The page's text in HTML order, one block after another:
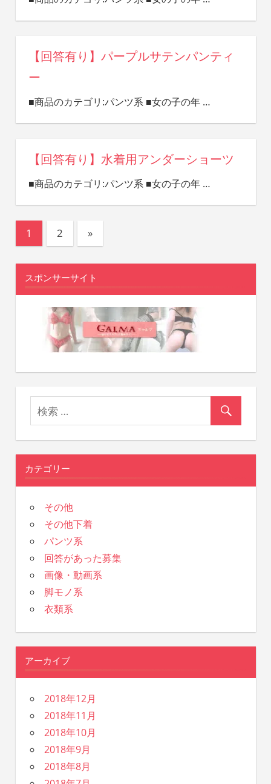
【回答有り】パープルサテンパンティ
ー
■商品のカテゴリ:パンツ系 ■女の子の年 …
【回答有り】水着用アンダーショーツ
■商品のカテゴリ:パンツ系 ■女の子の年 …
投
稿
ナ
シ
ョ
ン
1 2
次
の
記
事
»
スポンサーサイト
カテゴリー
その他
その他下着
パンツ系
回答があった募集
画像・動画系
脚モノ系
衣類系
アーカイブ
2018年12月
2018年11月
2018年10月
2018年9月
2018年8月